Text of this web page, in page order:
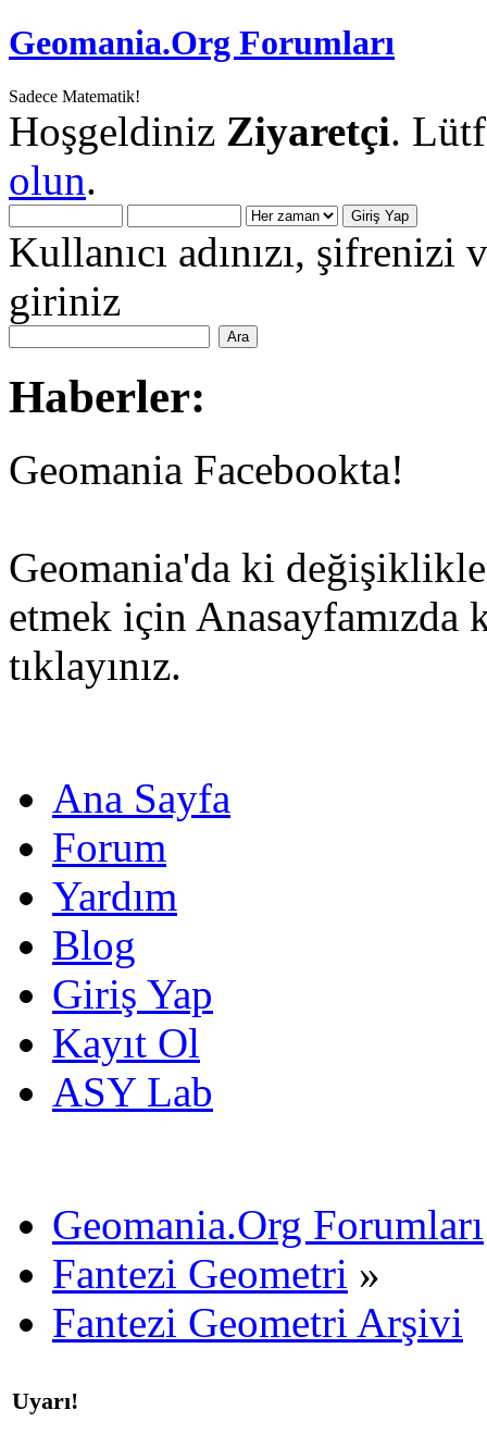
Geomania.Org Forumları
Sadece Matematik!
Hoşgeldiniz Ziyaretçi.
olun.
Kullanıcı adınızı,
giriniz
Haberler:
Geomania Facebookta!
Geomania'da ki
etmek için
tıklayınız.
Ana Sayfa
Forum
Yardım
Blog
Giriş Yap
Kayıt Ol
ASY Lab
Geomania.Org Forumları
Fantezi Geometri »
Fantezi Geometri Arşivi
Uyarı!